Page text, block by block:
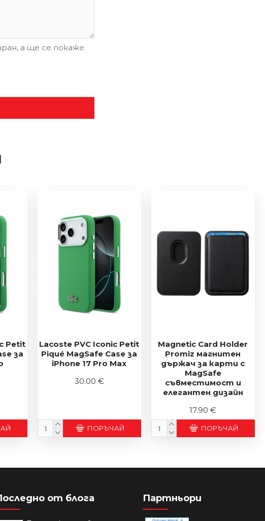
а ще се покаже
Petit
за
Lacoste PVC Iconic Petit
Piqué MagSafe Case за
iPhone 17 Pro Max
30.00 €
ПОРЪЧАЙ
Magnetic Card Holder
Promiz магнитен
държач за карти с
MagSafe
съвместимост и
елегантен дизайн
17.90 €
ПОРЪЧАЙ
от блога Партньори